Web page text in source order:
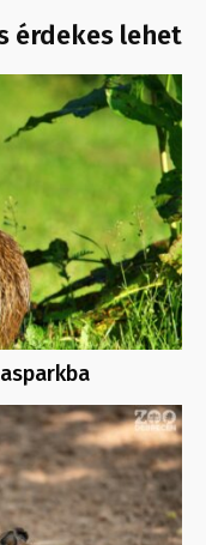
érdekes lehet